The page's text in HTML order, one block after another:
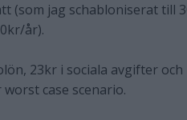
(som jag schabloniserat till
år).
23kr i sociala avgifter och
case scenario.